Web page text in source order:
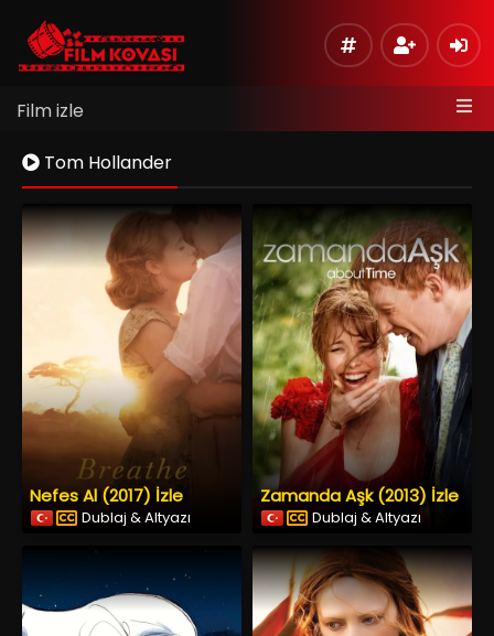
Film izle
Tom Hollander
Nefes Al (2017) İzle
Dublaj & Altyazı
Zamanda Aşk (2013) İzle
Dublaj & Altyazı